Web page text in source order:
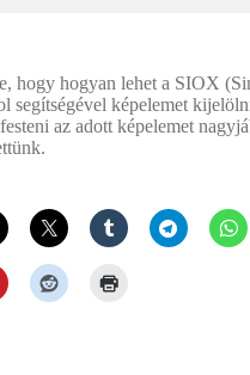
hogy hogyan lehet a SIOX
segítségével képelemet
az adott képelemet